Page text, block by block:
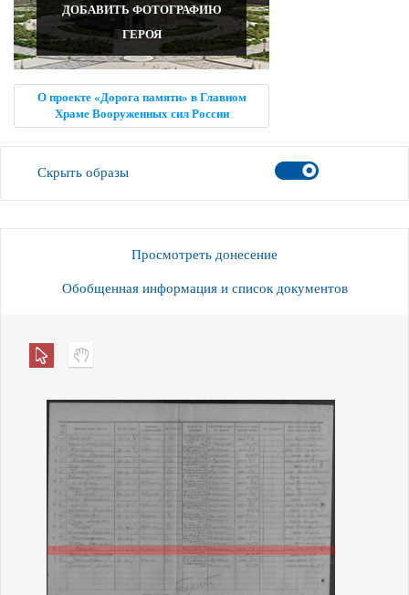
ДОБАВИТЬ ФОТОГРАФИЮ
ГЕРОЯ
О проекте «Дорога памяти» в Главном
Храме Вооруженных сил России
Скрыть образы
Просмотреть донесение
Обобщенная информация и список документов